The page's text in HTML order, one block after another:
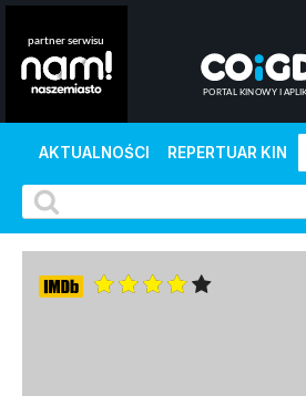
AKTUALNOŚCI REPERTUAR KIN